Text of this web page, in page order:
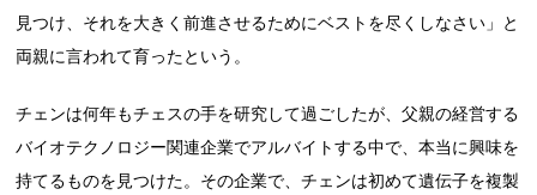
見つけ、それを大きく前進させるためにベストを尽くしなさい」と
両親に言われて育ったという。
チェンは何年もチェスの手を研究して過ごしたが、父親の経営する
バイオテクノロジー関連企業でアルバイトする中で、本当に興味を
持てるものを見つけた。その企業で、チェンは初めて遺伝子を複製